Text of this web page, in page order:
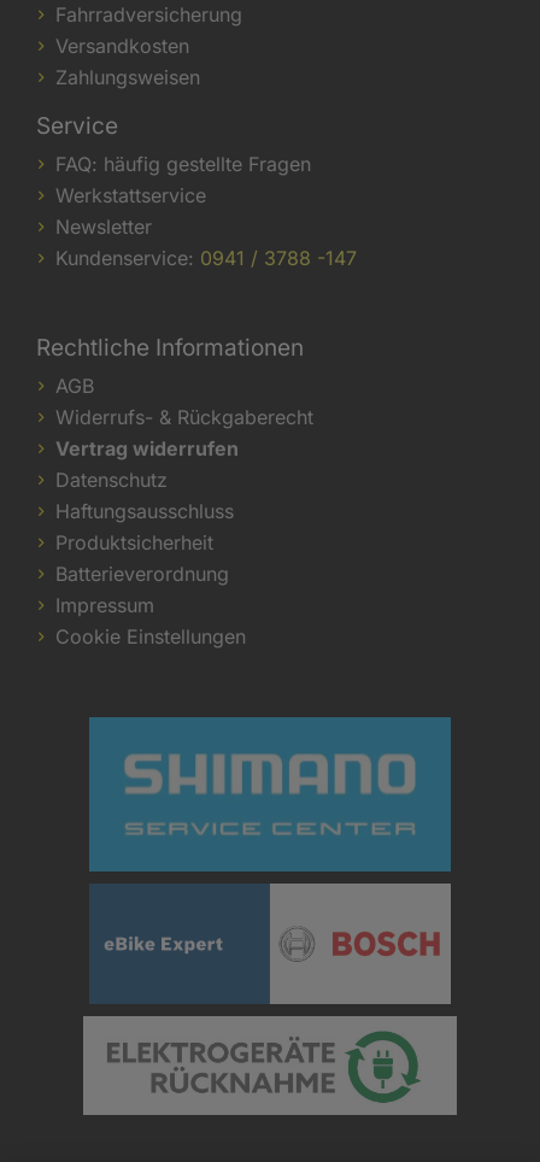
Fahrradversicherung
Versandkosten
Zahlungsweisen
Service
FAQ: häufig gestellte Fragen
Werkstattservice
Newsletter
Kundenservice: 0941 / 3788 -147
Rechtliche Informationen
AGB
Widerrufs- & Rückgaberecht
Vertrag widerrufen
Datenschutz
Haftungsausschluss
Produktsicherheit
Batterieverordnung
Impressum
Cookie Einstellungen